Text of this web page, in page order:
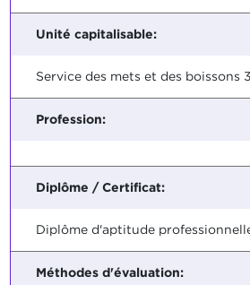
Unité capitalisable:
Service des mets et des boissons
Profession:
Diplôme / Certificat:
Diplôme d'aptitude
Méthodes d'évaluation: